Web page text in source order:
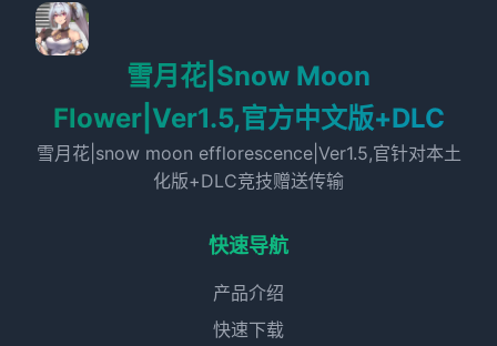
雪月花|Snow Moon
Flower|Ver1.5,官方中文版+DLC
雪月花|snow moon efflorescence|Ver1.5,官针对本土
化版+DLC竞技赠送传输
快速导航
产品介绍
快速下载